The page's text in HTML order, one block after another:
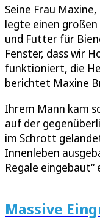
Seine Frau
legte einen
und Futter für
Fenster, dass wir
funktioniert, die
berichtet Maxine
Ihrem Mann kam
auf der
im Schrott
Innenleben
Regale
Massive